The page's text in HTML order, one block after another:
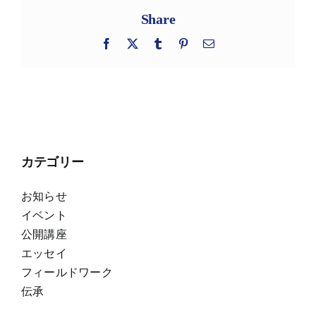
Share
Facebook
X Tumblr Pinterest
電
カテゴリー
お知らせ
イベント
公開講座
エッセイ
フィールドワーク
伝承